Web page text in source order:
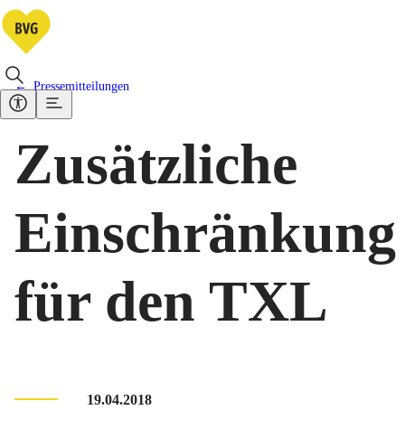
Pressemitteilungen
Zusätzliche
Einschränkung
für den TXL
19.04.2018